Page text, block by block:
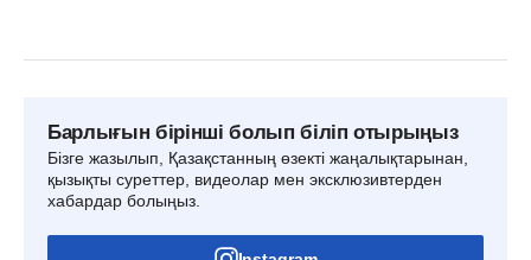
Барлығын бірінші болып біліп отырыңыз
Бізге жазылып, Қазақстанның өзекті жаңалықтарынан,
қызықты суреттер, видеолар мен эксклюзивтерден
хабардар болыңыз.